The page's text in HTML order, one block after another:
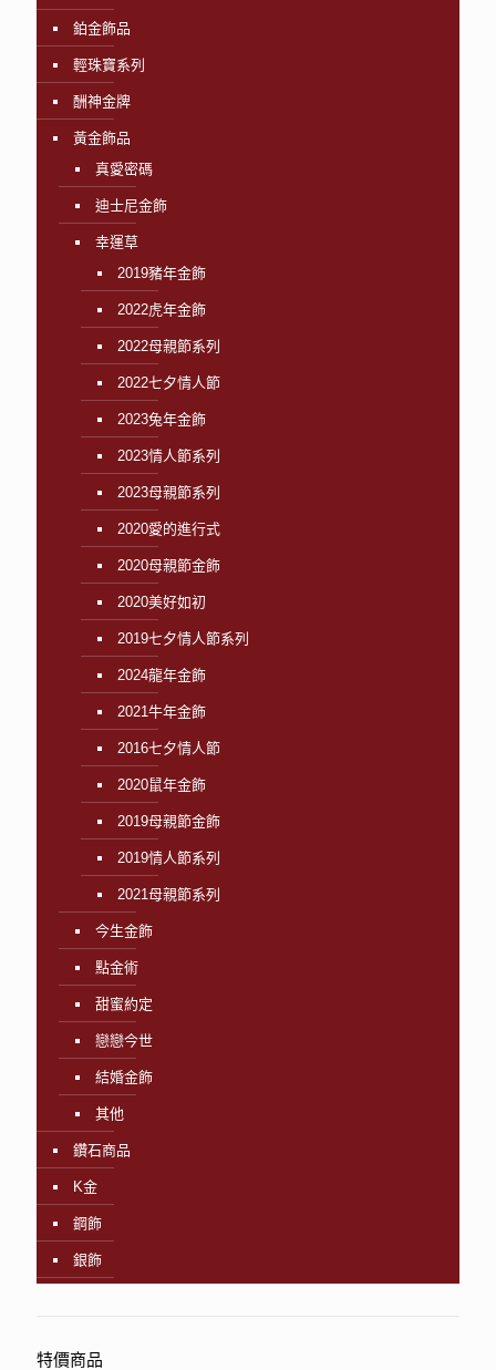
鉑金飾品
輕珠寶系列
酬神金牌
黃金飾品
真愛密碼
迪士尼金飾
幸運草
2019豬年金飾
2022虎年金飾
2022母親節系列
2022七夕情人節
2023兔年金飾
2023情人節系列
2023母親節系列
2020愛的進行式
2020母親節金飾
2020美好如初
2019七夕情人節系列
2024龍年金飾
2021牛年金飾
2016七夕情人節
2020鼠年金飾
2019母親節金飾
2019情人節系列
2021母親節系列
今生金飾
點金術
甜蜜約定
戀戀今世
結婚金飾
其他
鑽石商品
K金
鋼飾
銀飾
特價商品